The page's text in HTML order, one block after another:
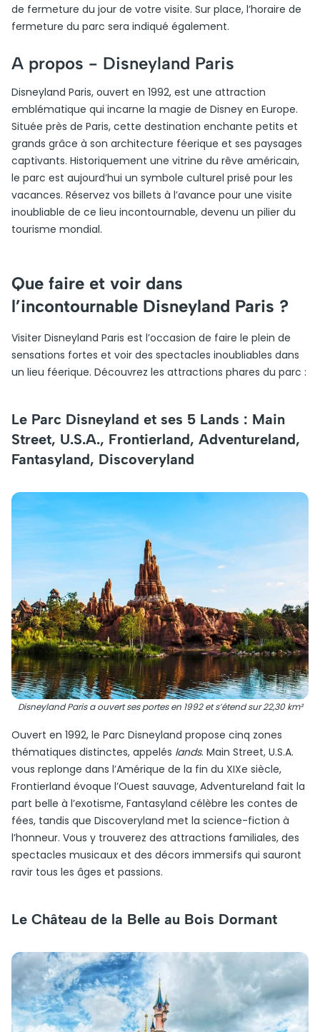
de fermeture du jour de votre visite. Sur place, l’horaire de
fermeture du parc sera indiqué également.
A propos - Disneyland Paris
Disneyland Paris, ouvert en 1992, est une attraction
emblématique qui incarne la magie de Disney en Europe.
Située près de Paris, cette destination enchante petits et
grands grâce à son architecture féerique et ses paysages
captivants. Historiquement une vitrine du rêve américain,
le parc est aujourd’hui un symbole culturel prisé pour les
vacances. Réservez vos billets à l’avance pour une visite
inoubliable de ce lieu incontournable, devenu un pilier du
tourisme mondial.
Que faire et voir dans
l’incontournable Disneyland Paris ?
Visiter Disneyland Paris est l’occasion de faire le plein de
sensations fortes et voir des spectacles inoubliables dans
un lieu féerique. Découvrez les attractions phares du parc :
Le Parc Disneyland et ses 5 Lands : Main
Street, U.S.A., Frontierland, Adventureland,
Fantasyland, Discoveryland
Disneyland Paris a ouvert ses portes en 1992 et s’étend sur 22,30 km²
Ouvert en 1992, le Parc Disneyland propose cinq zones
thématiques distinctes, appelés lands. Main Street, U.S.A.
vous replonge dans l’Amérique de la fin du XIXe siècle,
Frontierland évoque l’Ouest sauvage, Adventureland fait la
part belle à l’exotisme, Fantasyland célèbre les contes de
fées, tandis que Discoveryland met la science-fiction à
l’honneur. Vous y trouverez des attractions familiales, des
spectacles musicaux et des décors immersifs qui sauront
ravir tous les âges et passions.
Le Château de la Belle au Bois Dormant